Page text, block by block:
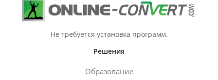
Не требуется установка программ.
Решения
Образование